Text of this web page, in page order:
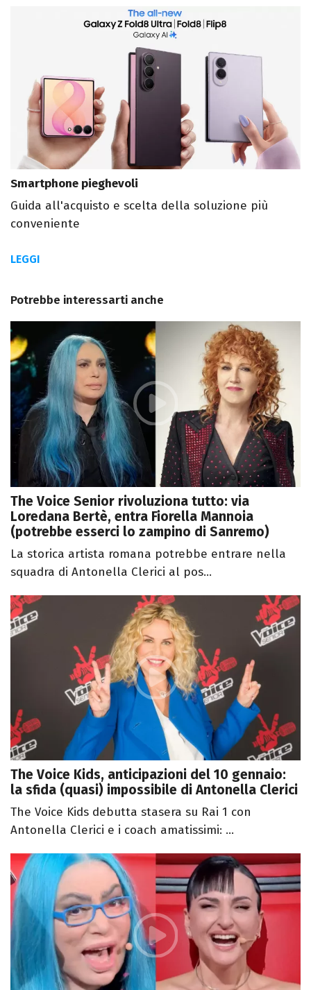
Smartphone pieghevoli
Guida all'acquisto e scelta della soluzione più
conveniente
LEGGI
Potrebbe interessarti anche
The Voice Senior rivoluziona tutto: via
Loredana Bertè, entra Fiorella Mannoia
(potrebbe esserci lo zampino di Sanremo)
La storica artista romana potrebbe entrare nella
squadra di Antonella Clerici al pos...
The Voice Kids, anticipazioni del 10 gennaio:
la sfida (quasi) impossibile di Antonella Clerici
The Voice Kids debutta stasera su Rai 1 con
Antonella Clerici e i coach amatissimi: ...